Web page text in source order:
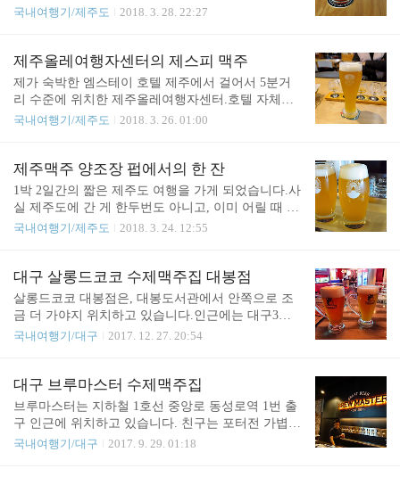
몇 번을 둘러봐도 안보이더군요.그래서 저기 빵집 들
바로 붙어있다고 알려줍니다. 그냥 정말 바로 옆 건
물입니다.간판이 나와있다던가 등등 외부에서 쉽게
인지할 수 있지는 않습니다. 사진을 안찍어서, ..
치한 맥파이 양조장입니다. 사실 원래 계획에는 양조
마시고, 공항으로 떠난다는 목표였는데요,어쩌다보
니 여행동선이 맥파이 양조장 인근을 가게 되었고,
그리하여 계획에는 없었지만 즐거운 마음으로 맥파
경우 투어와 양조장 펍의 운영시간대가 일치한다면,
맥주를 즐기는 것은 수요일부터 일요일 12시부터 저
녁8시까지 이용이 가능합니다.이거 생각보다 헷갈립
니다.여기 오기전에 직접 전화까지 해서 운영하는지
확인한뒤에 왔..
국내여행기/제주도 2018. 3. 28. 22:27
제주올레여행자센터의 제스피 맥주
제가 숙박한 엠스테이 호텔 제주에서 걸어서 5분거
리 수준에 위치한 제주올레여행자센터.호텔 자체를
이 곳을 위하여 잡은 거나 다름 없었는데요, 여기가
것이였습니다. 이곳은 도로명 주소 : 제주특별자치도
서귀포시 중정로 22 제주올레여행자센터지번 주소 :
제주특별자치도 서귀포시 서귀동 316-1https://www.je
도보로 이동하였기에, 주차에 관련된 것은 잘 모르겠
입구에 안내되어 있는 제스피 맥주 간판을 보니, 제
대로 찾아왔다는 것에서 안심이 됩니다. 실내는 전
문..
국내여행기/제주도 2018. 3. 26. 01:00
제주맥주 양조장 펍에서의 한 잔
1박 2일간의 짧은 제주도 여행을 가게 되었습니다.사
실 제주도에 간 게 한두번도 아니고, 이미 어릴 때 제
주도의 거의 모든 명소들을 다 가봤다고 볼 수 있는
는 것들이 있습니다. 바로 제주맥주 브루어리 같은
곳들이죠. 물론 오래전의 저는 맥주 자체를 마시지
않았으며, 마셔서도 안되는 나이 였습니다만.. 각설
번 짧은 1박 2일간의 제주도 여행 테마를 수제맥주로
있습니다.제스피 (Jespi), 맥파이 (Magpie) 그리고 여
기서 포스팅 할 제주맥주 (Jeju Beer) 입니다. 저는 제
주공항을 시작으로..
국내여행기/제주도 2018. 3. 24. 12:55
대구 살롱드코코 수제맥주집 대봉점
살롱드코코 대봉점은, 대봉도서관에서 안쪽으로 조
금 더 가야지 위치하고 있습니다.인근에는 대구3호
선 건들바위역과 대봉교역이 위치하고 있는데, 그 중
대구 살롱드코코 수제맥주집 이미 예전에 살롱드코
코 동성로점에 가본적이 있었으며, 그 덕분에 여기에
도 와보게 되었습니다. 전체적인 메뉴판은 위와 같습
적었듯이, 종류가 많지 않다는 것은 아쉽습니다.의자
국내여행기/대구 2017. 12. 27. 20:54
대구 브루마스터 수제맥주집
브루마스터는 지하철 1호선 중앙로 동성로역 1번 출
구 인근에 위치하고 있습니다. 친구는 포터전 가볍게
필스너를 먼저 주문했습니다. 제가 갔을 때는 여전히
국내여행기/대구 2017. 9. 29. 01:18